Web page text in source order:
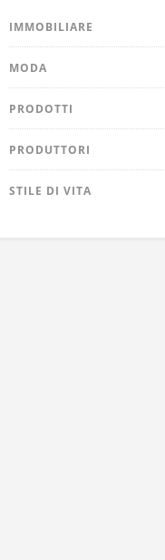
IMMOBILIARE
MODA
PRODOTTI
PRODUTTORI
STILE DI VITA